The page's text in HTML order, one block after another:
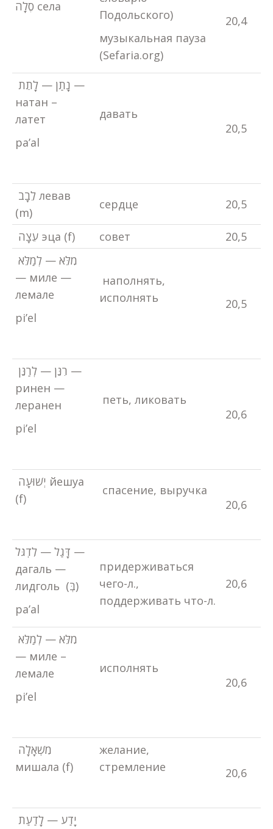
סֶלָה села
Подольского)
музыкальная пауза
(Sefaria.org)
20,4
натан –
латет
pa’al
давать
20,5
(m)
сердце 20,5
עֵצָה эца (f) совет
20,5
— миле —
лемале
pi’el
наполнять,
исполнять
20,5
ринен —
леранен
pi’el
петь, ликовать
20,6
(f)
спасение, выручка
20,6
דָּגַל — לִדְגֹּל —
дагаль —
лидголь (בְּ)
pa’al
придерживаться
чего-л.,
поддерживать что-л.
20,6
— миле –
лемале
pi’el
исполнять
20,6
мишала (f)
желание,
стремление
20,6